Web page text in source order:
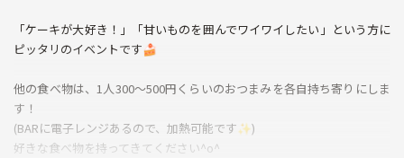
「ケーキが大好き！」「甘いものを囲んでワイワイしたい」という方に
ピッタリのイベントです🍰
他の食べ物は、1人300〜500円くらいのおつまみを各自持ち寄りにしま
す！
(BARに電子レンジあるので、加熱可能です✨)
好きな食べ物を持ってきてください^o^